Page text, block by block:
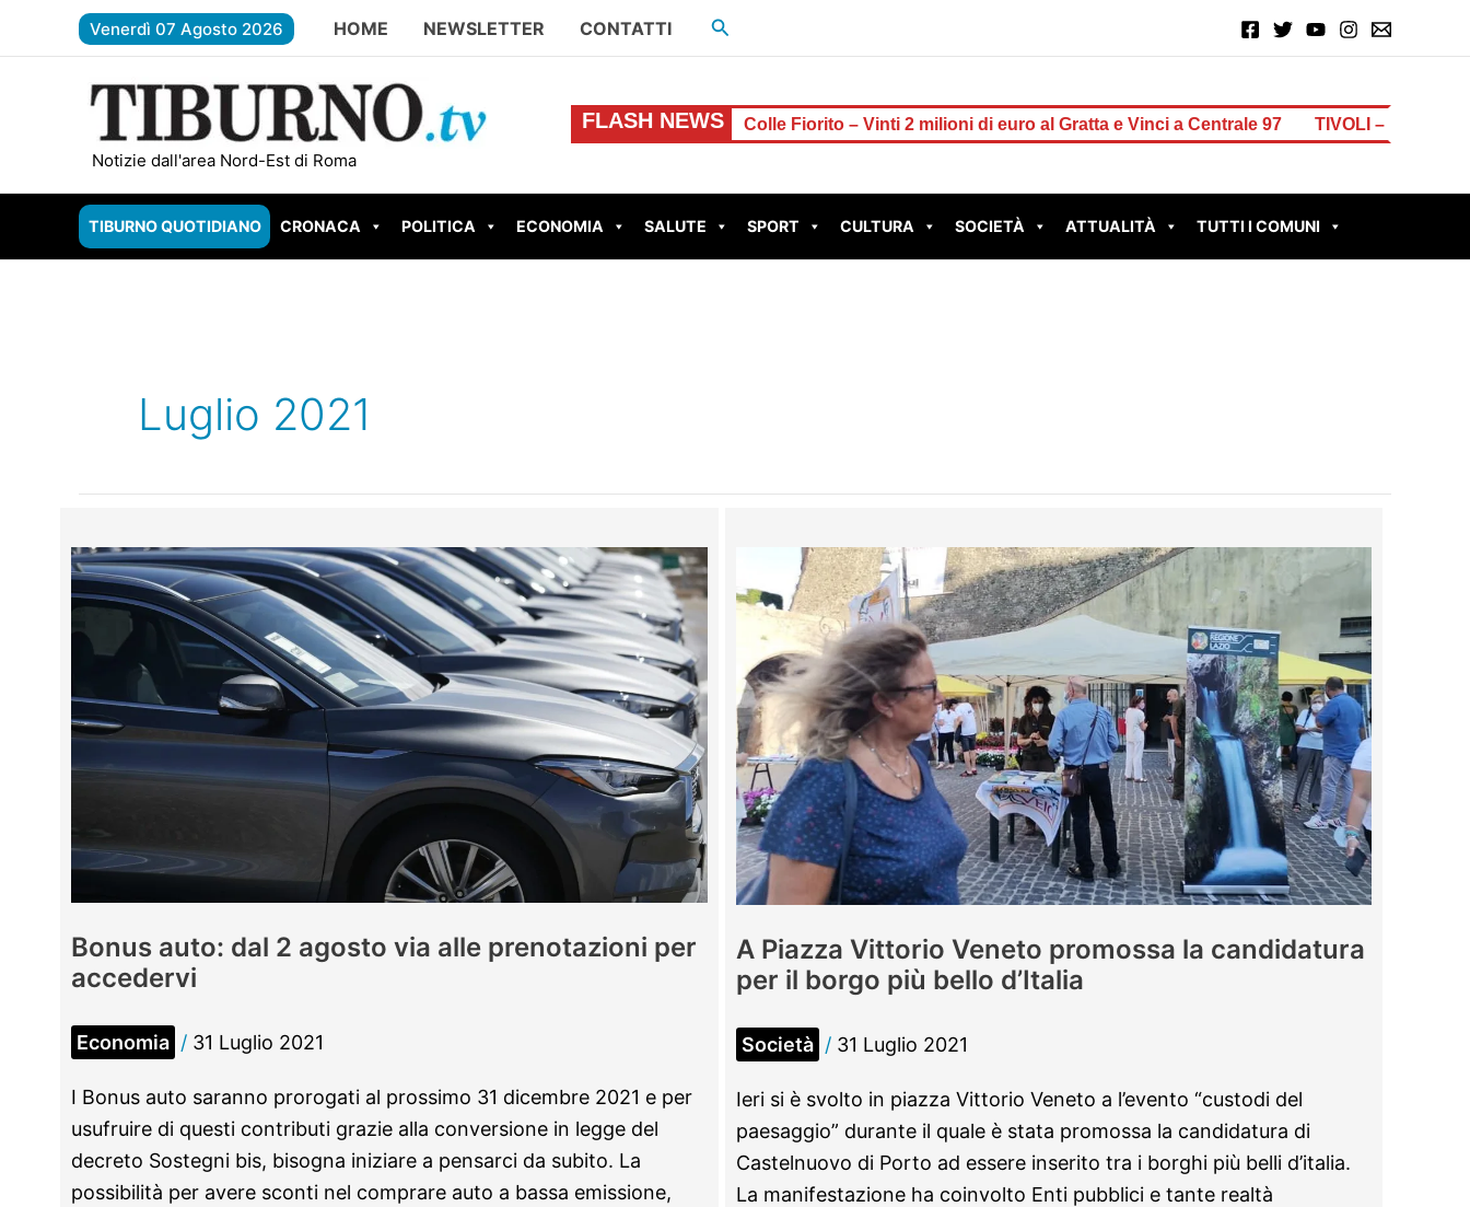
Venerdì 07 Agosto 2026 HOME NEWSLETTER CONTATTI Cerca
Notizie dall'area Nord-Est di Roma
FLASH NEWS
FREGENE – Accoltella il padre dopo una lite per il denaro Colle Fiorito – Vinti 2 milioni di euro al Gratta e Vinci a Centrale 97 TIVOLI – Muro pericolante in via Amelia
TIBURNO QUOTIDIANO CRONACA POLITICA ECONOMIA SALUTE SPORT CULTURA SOCIETÀ ATTUALITÀ TUTTI I COMUNI
Luglio 2021
Bonus auto: dal 2 agosto via alle prenotazioni per
accedervi
Economia / 31 Luglio 2021
I Bonus auto saranno prorogati al prossimo 31 dicembre 2021 e per
usufruire di questi contributi grazie alla conversione in legge del
decreto Sostegni bis, bisogna iniziare a pensarci da subito. La
possibilità per avere sconti nel comprare auto a bassa emissione,
A Piazza Vittorio Veneto promossa la candidatura
per il borgo più bello d’Italia
Società / 31 Luglio 2021
Ieri si è svolto in piazza Vittorio Veneto a l’evento “custodi del
paesaggio” durante il quale è stata promossa la candidatura di
Castelnuovo di Porto ad essere inserito tra i borghi più belli d’italia.
La manifestazione ha coinvolto Enti pubblici e tante realtà